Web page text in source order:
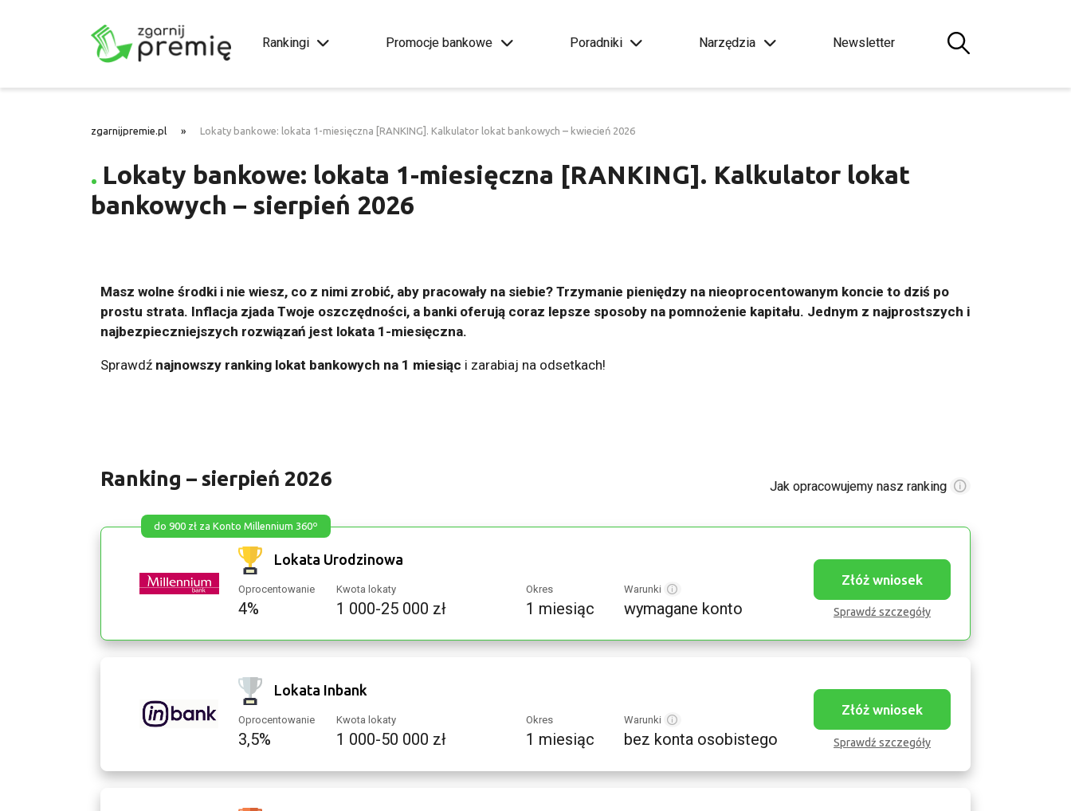
Rankingi Promocje bankowe Poradniki Narzędzia Newsletter
zgarnijpremie.pl » Lokaty bankowe: lokata 1-miesięczna [RANKING]. Kalkulator lokat bankowych – kwiecień 2026
Lokaty bankowe: lokata 1-miesięczna [RANKING]. Kalkulator lokat
bankowych – sierpień 2026
Masz wolne środki i nie wiesz, co z nimi zrobić, aby pracowały na siebie? Trzymanie pieniędzy na nieoprocentowanym koncie to dziś po
prostu strata. Inflacja zjada Twoje oszczędności, a banki oferują coraz lepsze sposoby na pomnożenie kapitału. Jednym z najprostszych i
najbezpieczniejszych rozwiązań jest lokata 1-miesięczna.
Sprawdź najnowszy ranking lokat bankowych na 1 miesiąc i zarabiaj na odsetkach!
Ranking – sierpień 2026 Jak opracowujemy nasz ranking
do 900 zł za Konto Millennium 360º
Lokata Urodzinowa
Oprocentowanie
4%
Kwota lokaty
1 000-25 000 zł
Okres
1 miesiąc
Warunki
wymagane konto
Złóż wniosek
Sprawdź szczegóły
Lokata Inbank
Oprocentowanie
3,5%
Kwota lokaty
1 000-50 000 zł
Okres
1 miesiąc
Warunki
bez konta osobistego
Złóż wniosek
Sprawdź szczegóły